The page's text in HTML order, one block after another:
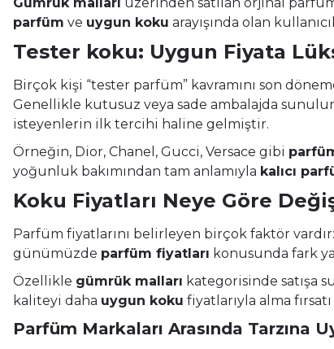
parfüm ve uygun koku arayışında olan
Tester koku: Uygun Fiyata
Birçok kişi “tester parfüm” kavramını son
Genellikle kutusuz veya sade ambalajda
isteyenlerin ilk tercihi haline gelmiştir.
Örneğin, Dior, Chanel, Gucci, Versace gibi
yoğunluk bakımından tam anlamıyla kalıcı
Koku Fiyatları Neye Göre
Parfüm fiyatlarını belirleyen birçok faktör
günümüzde parfüm fiyatları konusunda fark
Özellikle gümrük malları kategorisinde satışa
kaliteyi daha uygun koku fiyatlarıyla alma
Parfüm Markaları Arasında Tarzına